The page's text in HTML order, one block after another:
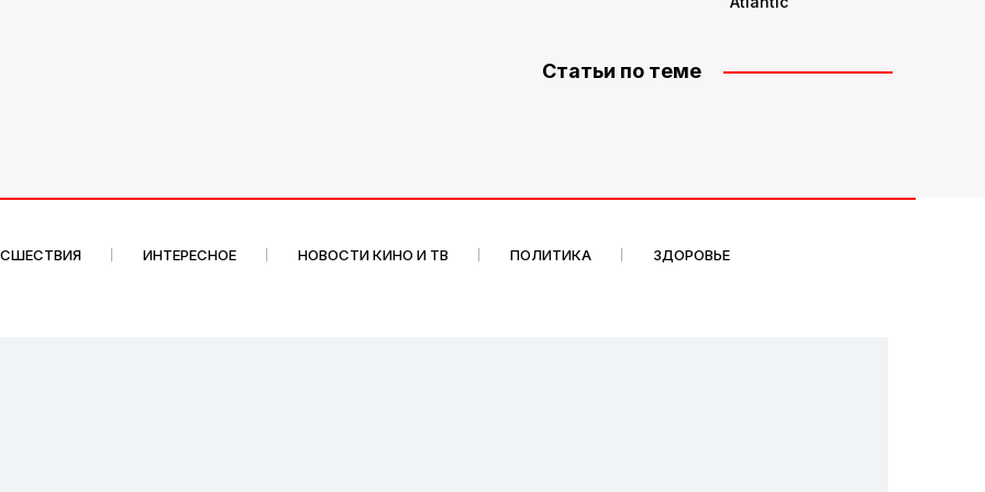
Статьи по теме
ИНТЕРЕСНОЕ НОВОСТИ КИНО И ТВ ПОЛИТИКА ЗДОРОВЬЕ